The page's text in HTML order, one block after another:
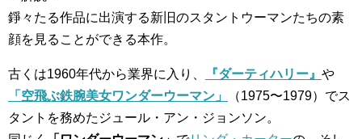
錚々たる作品に出演する新旧のスタントウーマンたちの素
顔を見ることができる本作。
古くは1960年代から業界に入り、 『ダーティハリー』 や
「空飛ぶ鉄腕美女ワンダーウーマン」
（1975〜1979）でス
タントを務めたジュール・アン・ジョンソン。